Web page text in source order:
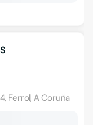
Ferrol, A Coruña